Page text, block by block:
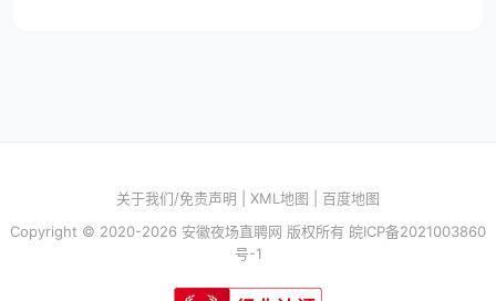
关于我们/免责声明 XML地图
百度地图
Copyright © 2020-2026 安徽夜场直聘网 版权所有 皖ICP备2021003860
号-1